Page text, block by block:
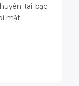
tai bạc
mật